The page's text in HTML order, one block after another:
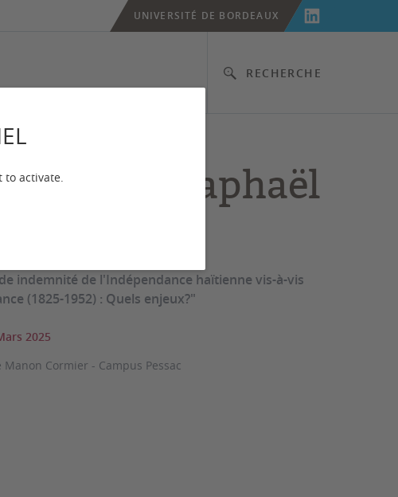
to activate.
RECHERCHE
UNIVERSITÉ DE BORDEAUX
Raphaël
indemnité de l'Indépendance haïtienne vis-à-vis
(1825-1952) : Quels enjeux?"
2025
Manon Cormier - Campus Pessac